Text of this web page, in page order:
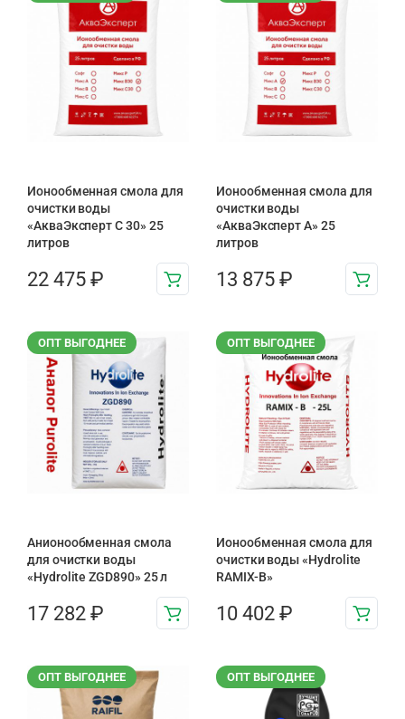
Ионообменная смола для
очистки воды
«АкваЭксперт С 30» 25
литров
22 475 ₽
Ионообменная смола для
очистки воды
«АкваЭксперт A» 25
литров
13 875 ₽
ОПТ ВЫГОДНЕЕ
Анионообменная смола
для очистки воды
«Hydrolite ZGD890» 25 л
17 282 ₽
ОПТ ВЫГОДНЕЕ
Ионообменная смола для
очистки воды «Hydrolite
RAMIX-B»
10 402 ₽
ОПТ ВЫГОДНЕЕ ОПТ ВЫГОДНЕЕ